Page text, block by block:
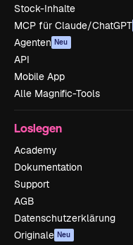
Stock-Inhalte
MCP für Claude/ChatGPT
Agenten Neu
API
Mobile App
Alle Magnific-Tools
Loslegen
Academy
Dokumentation
Support
AGB
Datenschutzerklärung
Originale Neu